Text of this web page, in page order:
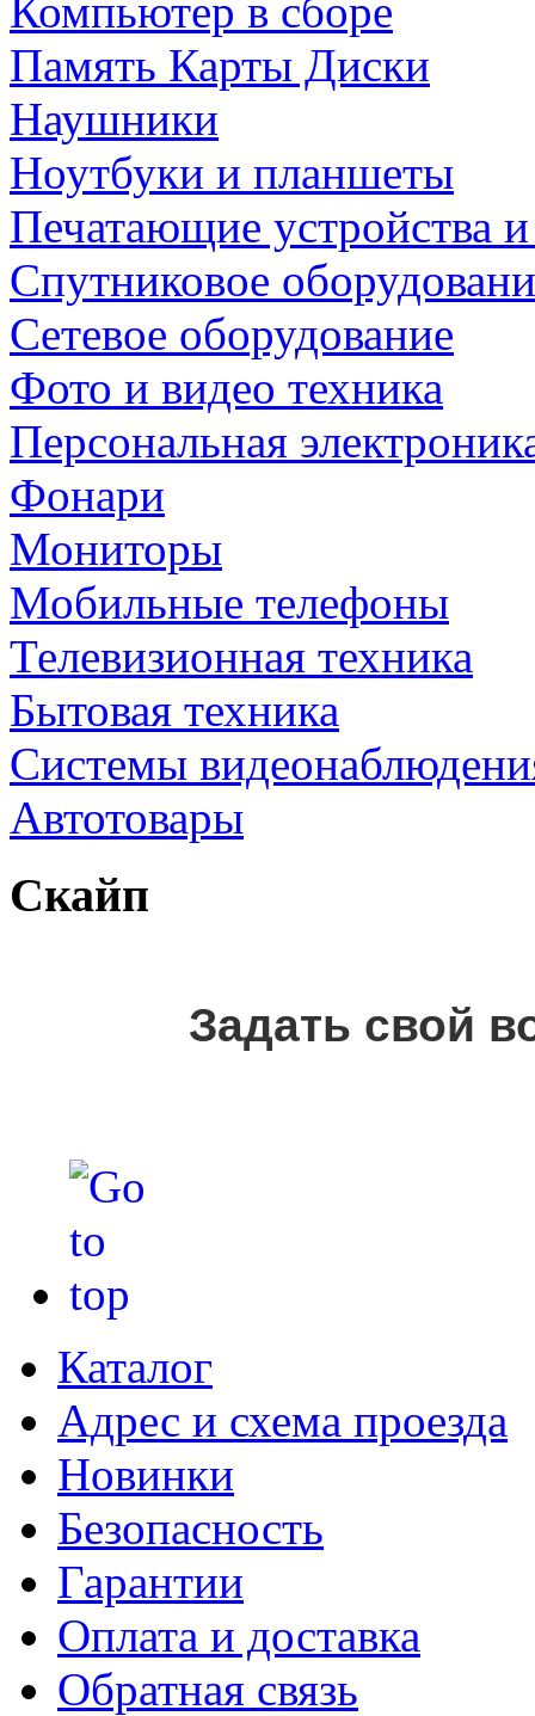
Компьютер в сборе
Память Карты Диски
Наушники
Ноутбуки и планшеты
Печатающие устройства
Спутниковое
Сетевое оборудование
Фото и видео техника
Персональная
Фонари
Мониторы
Мобильные телефоны
Телевизионная техника
Бытовая техника
Cистемы
Автотовары
Скайп
Задать свой
Каталог
Адрес и схема проезда
Новинки
Безопасность
Гарантии
Оплата и доставка
Обратная связь